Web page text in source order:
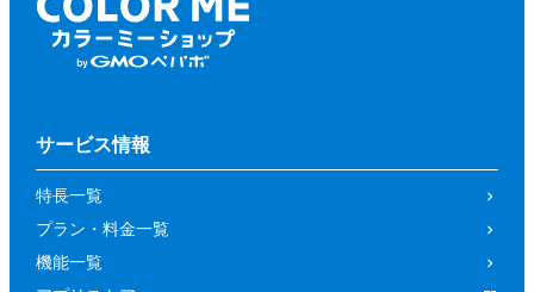
サービス情報
特長一覧
プラン・料金一覧
機能一覧